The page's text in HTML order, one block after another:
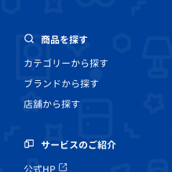
商品を探す
カテゴリーから探す
ブランドから探す
店舗から探す
サービスのご紹介
公式HP